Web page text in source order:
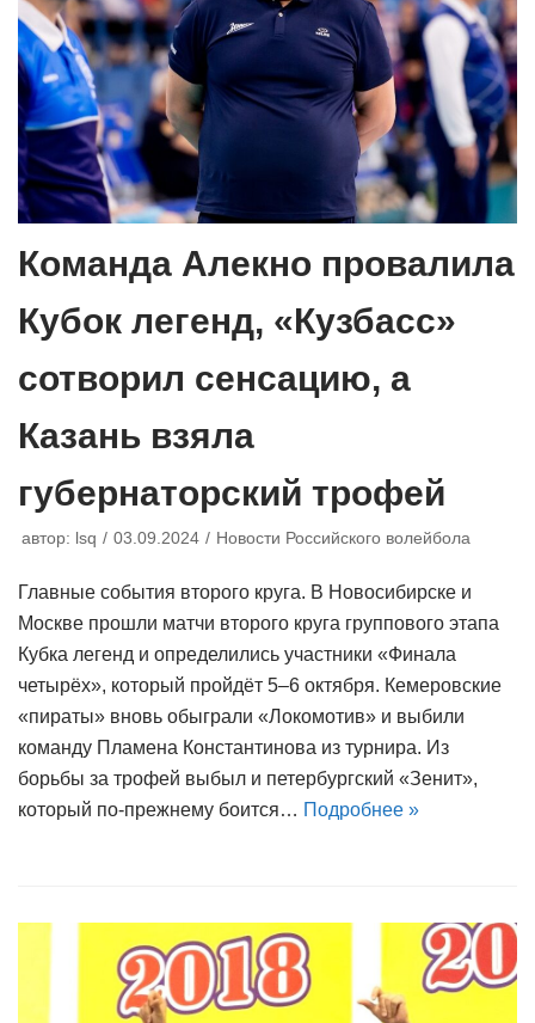
Команда Алекно провалила
Кубок легенд, «Кузбасс»
сотворил сенсацию, а
Казань взяла
губернаторский трофей
автор: lsq 03.09.2024 Новости Российского волейбола
Главные события второго круга. В Новосибирске и
Москве прошли матчи второго круга группового этапа
Кубка легенд и определились участники «Финала
четырёх», который пройдёт 5–6 октября. Кемеровские
«пираты» вновь обыграли «Локомотив» и выбили
команду Пламена Константинова из турнира. Из
борьбы за трофей выбыл и петербургский «Зенит»,
который по-прежнему боится… Подробнее »